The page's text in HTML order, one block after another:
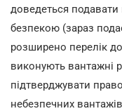
доведеться подавати
безпекою (зараз
розширено перелік
виконують вантажні
підтверджувати
небезпечних